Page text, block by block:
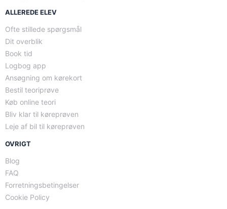
ALLEREDE ELEV
Ofte stillede spørgsmål
Dit overblik
Book tid
Logbog app
Ansøgning om kørekort
Bestil teoriprøve
Køb online teori
Bliv klar til køreprøven
Leje af bil til køreprøven
OVRIGT
Blog
FAQ
Forretningsbetingelser
Cookie Policy